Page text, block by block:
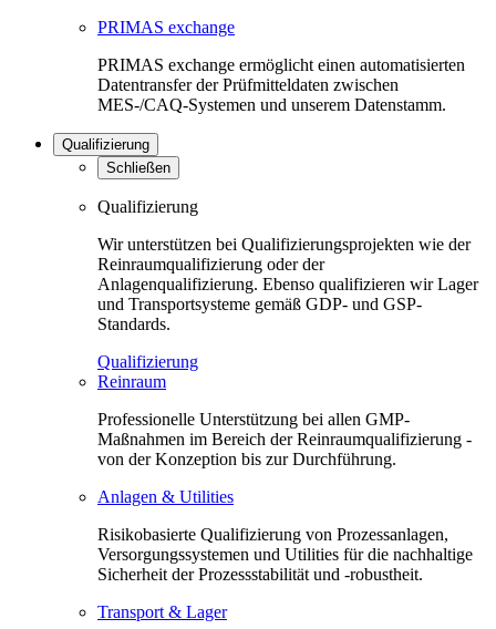
PRIMAS exchange
PRIMAS exchange ermöglicht einen automatisierten
Datentransfer der Prüfmitteldaten zwischen
MES-/CAQ-Systemen und unserem Datenstamm.
Qualifizierung
Schließen
Qualifizierung
Wir unterstützen bei Qualifizierungsprojekten wie der
Reinraumqualifizierung oder der
Anlagenqualifizierung. Ebenso qualifizieren wir Lager
und Transportsysteme gemäß GDP- und GSP-
Standards.
Qualifizierung
Reinraum
Professionelle Unterstützung bei allen GMP-
Maßnahmen im Bereich der Reinraumqualifizierung -
von der Konzeption bis zur Durchführung.
Anlagen & Utilities
Risikobasierte Qualifizierung von Prozessanlagen,
Versorgungssystemen und Utilities für die nachhaltige
Sicherheit der Prozessstabilität und -robustheit.
Transport & Lager